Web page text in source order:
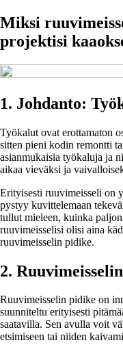
Miksi
projektisi
1. Johdanto:
Työkalut ovat erottamaton
sitten pieni kodin remontti
asianmukaisia työkaluja ja
aikaa vieväksi ja
Erityisesti ruuvimeisseli on
pystyy kuvittelemaan
tullut mieleen, kuinka
ruuvimeisselisi olisi aina
ruuvimeisselin pidike.
2.
Ruuvimeisselin pidike on
suunniteltu erityisesti
saatavilla. Sen avulla voit
etsimiseen tai niiden